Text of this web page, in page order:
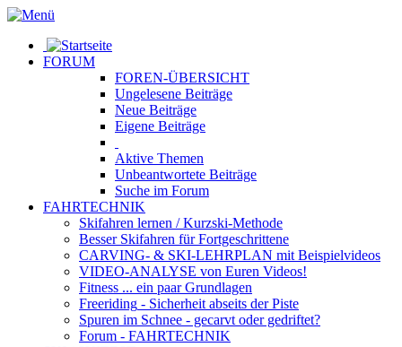
FORUM
FOREN-ÜBERSICHT
Ungelesene Beiträge
Neue Beiträge
Eigene Beiträge
Aktive Themen
Unbeantwortete Beiträge
Suche im Forum
FAHRTECHNIK
Skifahren lernen / Kurzski-Methode
Besser Skifahren für Fortgeschrittene
CARVING- & SKI-LEHRPLAN mit Beispielvideos
VIDEO-ANALYSE von Euren Videos!
Fitness ... ein paar Grundlagen
Freeriding - Sicherheit abseits der Piste
Spuren im Schnee - gecarvt oder gedriftet?
Forum - FAHRTECHNIK